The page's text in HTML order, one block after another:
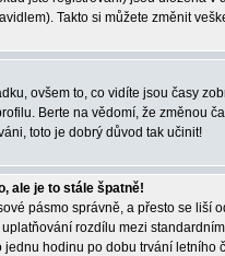
Takto si můžete změnit
ovšem to, co vidíte jsou časy
Berte na vědomí, že změnou
toto je dobrý důvod tak učinit!
ale je to stále špatně!
pásmo správně, a přesto se
rozdílu mezi
hodinu po dobu trvání letního